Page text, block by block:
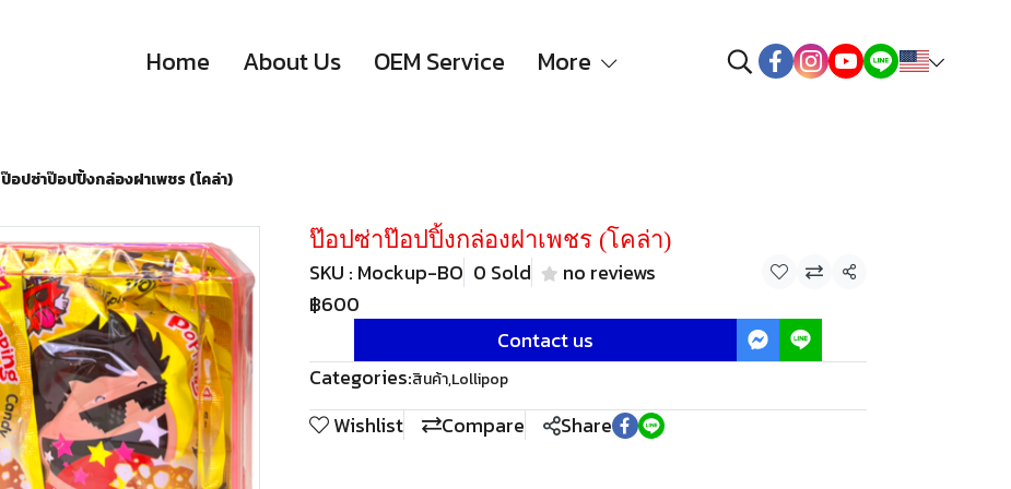
Home About Us OEM Service More
ป๊อปซ่าป๊อปปิ้งกล่องฝาเพชร (โคล่า)
ป๊อปซ่าป๊อปปิ้งกล่องฝาเพชร (โคล่า)
SKU : Mockup-BO 0 Sold no reviews Share
฿600
Contact us
Categories:สินค้า,Lollipop
Wishlist Compare Share